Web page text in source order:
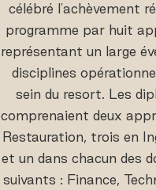
célébré l'achèvement
programme par huit
représentant un large
disciplines
sein du resort. Les
comprenaient deux
Restauration, trois en
et un dans chacun des
suivants : Finance,